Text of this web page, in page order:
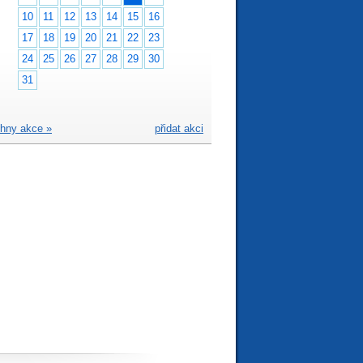
10
11 12 13 14 15
16
17
18 19 20 21 22
23
24
25 26 27 28 29
30
31
přidat akci
akce »